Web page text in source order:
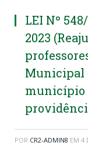
LEI Nº
2023
Municipal
município
POR CR2-ADMIN8 EM 4